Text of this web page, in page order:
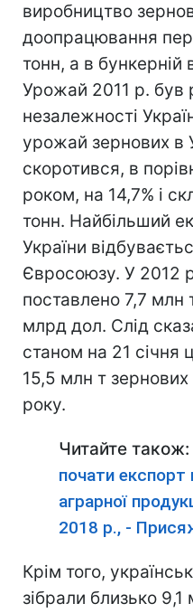
виробництво
доопрацювання
тонн, а в бункерній
Урожай 2011 р. був
незалежності
урожай зернових в
скоротився, в
роком, на 14,7% і
тонн. Найбільший
України
Євросоюзу. У 2012
поставлено 7,7 млн
млрд дол. Слід
станом на 21 січня
15,5 млн т
року.
Читайте також:
почати експорт
аграрної
2018 р., -
Крім того,
зібрали близько